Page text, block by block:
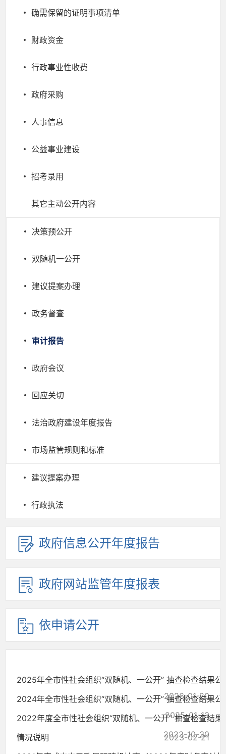
确需保留的证明事项清单
财政资金
行政事业性收费
政府采购
人事信息
公益事业建设
招考录用
其它主动公开内容
决策预公开
双随机一公开
建议提案办理
政务督查
审计报告
政府会议
回应关切
法治政府建设年度报告
市场监管规则和标准
建议提案办理
行政执法
政府信息公开年度报告
政府网站监管年度报表
依申请公开
2025年全市性社会组织“双随机、一公开” 抽查检查结果公
2026-01-20
2024年全市性社会组织“双随机、一公开” 抽查检查结果公
2025-01-13
2022年度全市性社会组织“双随机、一公开” 抽查检查结果
2023-10-30
情况说明
2023-02-21